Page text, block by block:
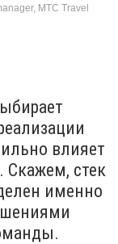
МТС Travel
влияет
Скажем, стек
именно